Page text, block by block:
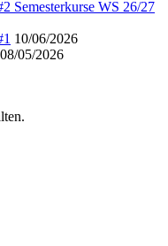
Semesterkurse WS 26/27
10/06/2026
08/05/2026